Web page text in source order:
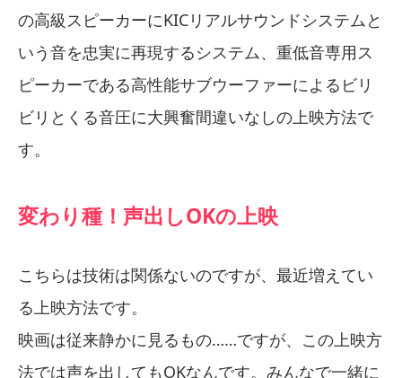
の高級スピーカーにKICリアルサウンドシステムと
いう音を忠実に再現するシステム、重低音専用ス
ピーカーである高性能サブウーファーによるビリ
ビリとくる音圧に大興奮間違いなしの上映方法で
す。
変わり種！声出しOKの上映
こちらは技術は関係ないのですが、最近増えてい
る上映方法です。
映画は従来静かに見るもの……ですが、この上映方
法では声を出してもOKなんです。みんなで一緒に